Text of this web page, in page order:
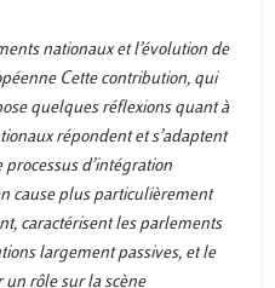
nationaux et l’évolution de
Cette contribution, qui
quelques réflexions quant à
répondent et s’adaptent
d’intégration
cause plus particulièrement
caractérisent les parlements
largement passives, et le
un rôle sur la scène